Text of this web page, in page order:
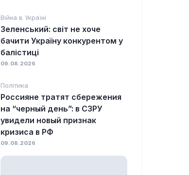
Війна в Україні
Зеленський: світ не хоче
бачити Україну конкурентом у
балістиці
09.08.2026
Політика
Россияне тратят сбережения
на “черный день”: в СЗРУ
увидели новый признак
кризиса в РФ
09.08.2026